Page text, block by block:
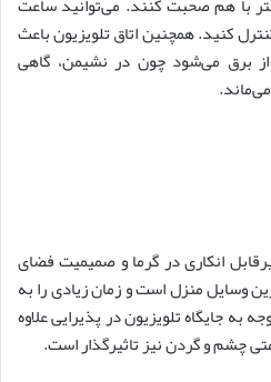
کنید. همچنین اتاق تلویزیون باعث
برق می‌شود چون در نشیمن، گاهی
انکاری در گرما و صمیمیت فضای
وسایل منزل است و زمان زیادی را به
جایگاه تلویزیون در پذیرایی علاوه
چشم و گردن نیز تاثیرگذار است.